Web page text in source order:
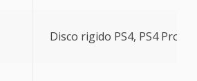
Disco rigido PS4, PS4 Pro e